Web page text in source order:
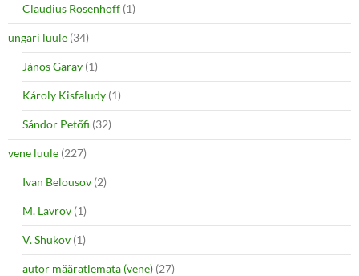
Claudius Rosenhoff (1)
ungari luule (34)
János Garay (1)
Károly Kisfaludy (1)
Sándor Petőfi (32)
vene luule (227)
Ivan Belousov (2)
M. Lavrov (1)
V. Shukov (1)
autor määratlemata (vene) (27)